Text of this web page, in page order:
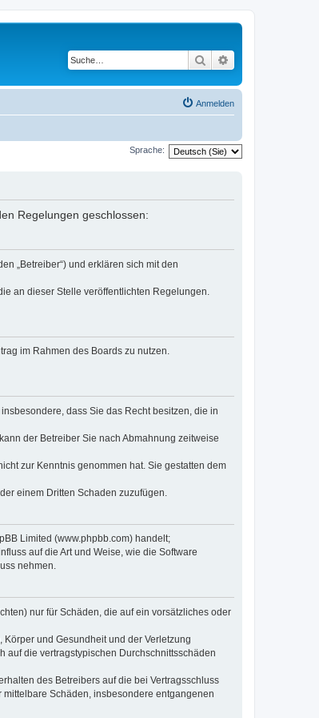
Suche
Anmelden
Sprache:
Regelungen geschlossen:
„Betreiber“) und erklären sich mit den
an dieser Stelle veröffentlichten Regelungen.
im Rahmen des Boards zu nutzen.
dass Sie das Recht besitzen, die in
der Betreiber Sie nach Abmahnung zeitweise
zur Kenntnis genommen hat. Sie gestatten dem
einem Dritten Schaden zuzufügen.
Limited (www.phpbb.com) handelt;
auf die Art und Weise, wie die Software
nehmen.
nur für Schäden, die auf ein vorsätzliches oder
und Gesundheit und der Verletzung
auf die vertragstypischen Durchschnittsschäden
des Betreibers auf die bei Vertragsschluss
Schäden, insbesondere entgangenen